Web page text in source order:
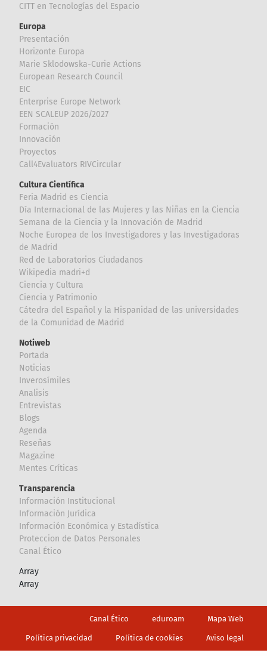
CITT en Tecnologías del Espacio
Europa
Presentación
Horizonte Europa
Marie Sklodowska-Curie Actions
European Research Council
EIC
Enterprise Europe Network
EEN SCALEUP 2026/2027
Formación
Innovación
Proyectos
Call4Evaluators RIVCircular
Cultura Científica
Feria Madrid es Ciencia
Día Internacional de las Mujeres y las Niñas en la Ciencia
Semana de la Ciencia y la Innovación de Madrid
Noche Europea de los Investigadores y las Investigadoras
de Madrid
Red de Laboratorios Ciudadanos
Wikipedia madri+d
Ciencia y Cultura
Ciencia y Patrimonio
Cátedra del Español y la Hispanidad de las universidades
de la Comunidad de Madrid
Notiweb
Portada
Noticias
Inverosímiles
Analisis
Entrevistas
Blogs
Agenda
Reseñas
Magazine
Mentes Críticas
Transparencia
Información Institucional
Información Jurídica
Información Económica y Estadística
Proteccion de Datos Personales
Canal Ético
Array
Array
Canal Ético eduroam Mapa Web
Política privacidad Política de cookies Aviso legal